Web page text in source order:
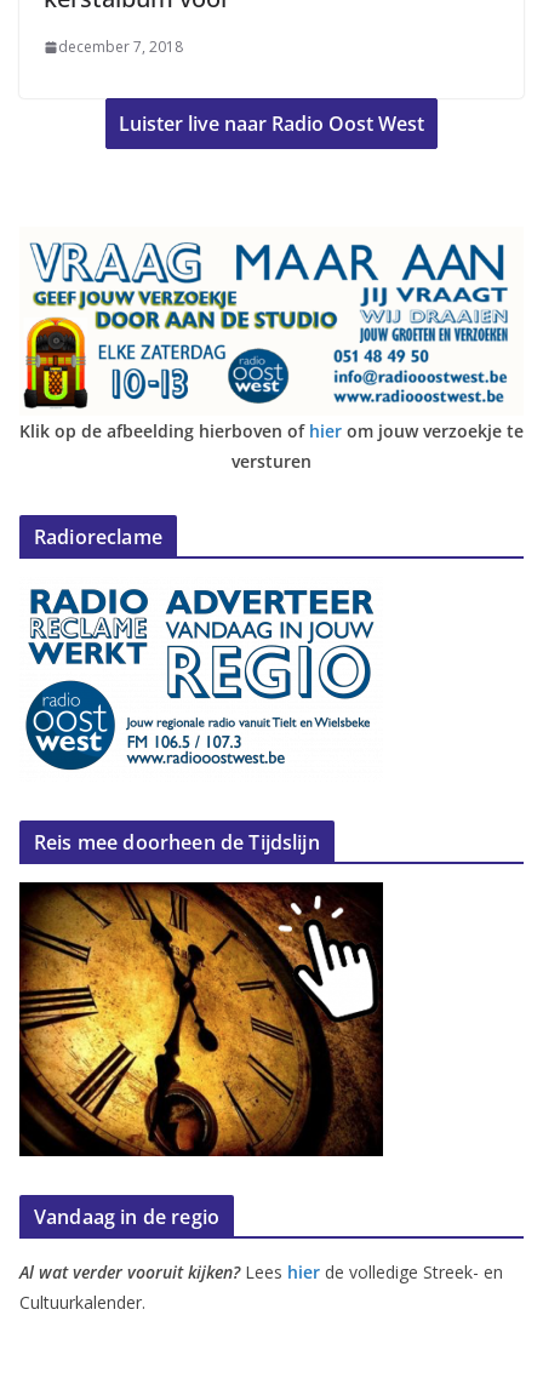
december 7, 2018
Luister live naar Radio Oost West
Klik op de afbeelding hierboven of hier om jouw verzoekje te
versturen
Radioreclame
Reis mee doorheen de Tijdslijn
Vandaag in de regio
Al wat verder vooruit kijken?Lees hier de volledige Streek- en
Cultuurkalender.